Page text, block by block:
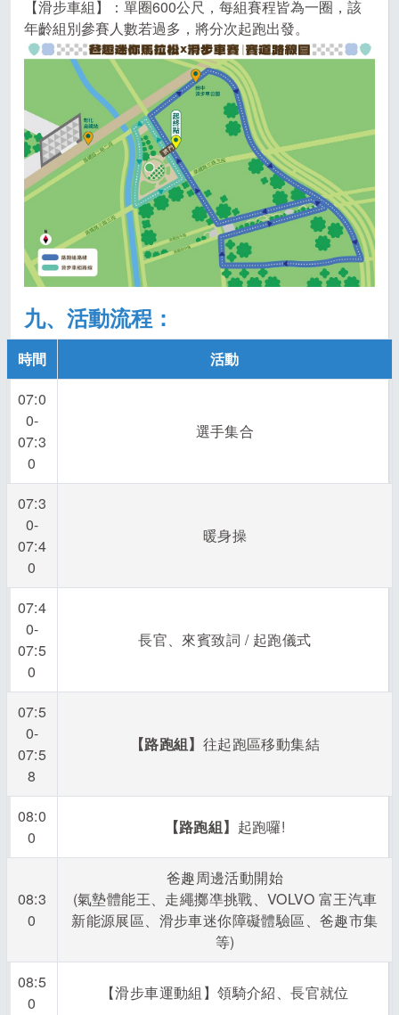
【滑步車組】：單圈600公尺，每組賽程皆為一圈，該
年齡組別參賽人數若過多，將分次起跑出發。
九、活動流程：
時間
活動
07:0
0-
07:3
0
選手集合
07:3
0-
07:4
0
暖身操
07:4
0-
07:5
0
長官、來賓致詞 / 起跑儀式
07:5
0-
07:5
8
【路跑組】 往起跑區移動集結
08:0
0
【路跑組】 起跑囉!
08:3
0
爸趣周邊活動開始
(氣墊體能王、走繩擲凖挑戰、VOLVO 富王汽車
新能源展區、滑步車迷你障礙體驗區、爸趣市集
等)
08:5
0
【滑步車運動組】領騎介紹、長官就位